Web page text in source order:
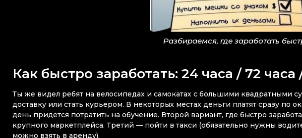
Разбираемся, где заработать
Как быстро заработать: 24 часа / 72 часа
Ты же видел ребят на велосипедах и самокатах с большими квадратными
доставку или стать курьером. В некоторых местах деньги платят сразу по
день придется потратить на обучение. Второй вариант, где быстро
крупного маркетплейса. Третий — пойти в такси (обязательно нужны
можно взять в аренду).